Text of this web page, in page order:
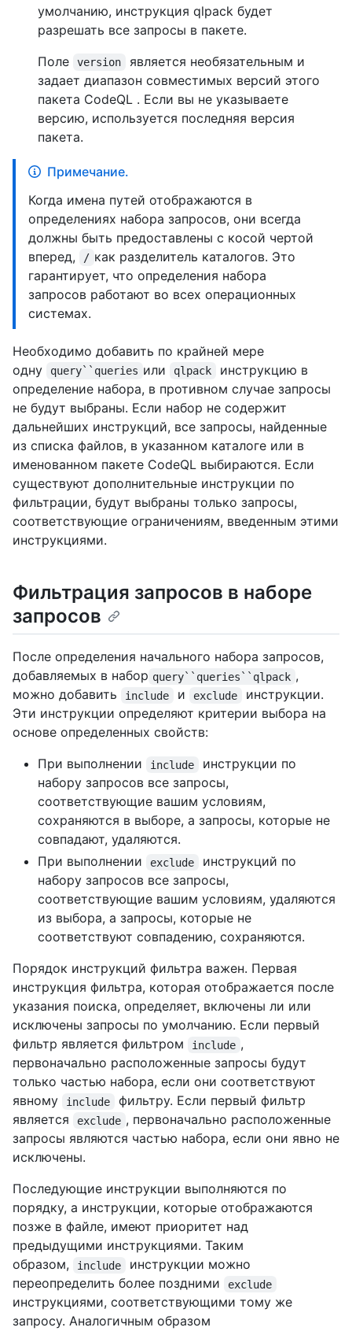
умолчанию, инструкция qlpack будет
разрешать все запросы в пакете.
Поле
version
является необязательным и
задает диапазон совместимых версий этого
пакета CodeQL . Если вы не указываете
версию, используется последняя версия
пакета.
Примечание.
Когда имена путей отображаются в
определениях набора запросов, они всегда
должны быть предоставлены с косой чертой
вперед,
/ как разделитель каталогов. Это
гарантирует, что определения набора
запросов работают во всех операционных
системах.
Необходимо добавить по крайней мере
одну
query``queries или qlpack
инструкцию в
определение набора, в противном случае запросы
не будут выбраны. Если набор не содержит
дальнейших инструкций, все запросы, найденные
из списка файлов, в указанном каталоге или в
именованном пакете CodeQL выбираются. Если
существуют дополнительные инструкции по
фильтрации, будут выбраны только запросы,
соответствующие ограничениям, введенным этими
инструкциями.
Фильтрация запросов в наборе
запросов
После определения начального набора запросов,
добавляемых в набор query``queries``qlpack ,
можно добавить
include и exclude
инструкции.
Эти инструкции определяют критерии выбора на
основе определенных свойств:
При выполнении
include
инструкции по
набору запросов все запросы,
соответствующие вашим условиям,
сохраняются в выборе, а запросы, которые не
совпадают, удаляются.
При выполнении
exclude
инструкций по
набору запросов все запросы,
соответствующие вашим условиям, удаляются
из выбора, а запросы, которые не
соответствуют совпадению, сохраняются.
Порядок инструкций фильтра важен. Первая
инструкция фильтра, которая отображается после
указания поиска, определяет, включены ли или
исключены запросы по умолчанию. Если первый
фильтр является фильтром
include ,
первоначально расположенные запросы будут
только частью набора, если они соответствуют
явному
include
фильтру. Если первый фильтр
является
exclude , первоначально расположенные
запросы являются частью набора, если они явно не
исключены.
Последующие инструкции выполняются по
порядку, а инструкции, которые отображаются
позже в файле, имеют приоритет над
предыдущими инструкциями. Таким
образом,
include
инструкции можно
переопределить более поздними
exclude
инструкциями, соответствующими тому же
запросу. Аналогичным образом